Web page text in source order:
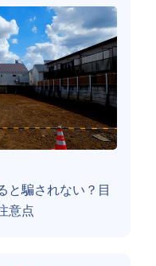
と騙されない？目
意点